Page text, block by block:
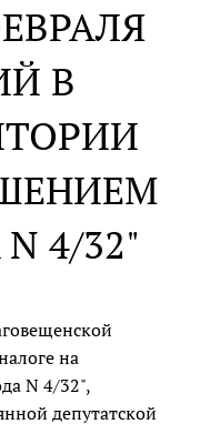
В
4/32"
на
N 4/32",
депутатской